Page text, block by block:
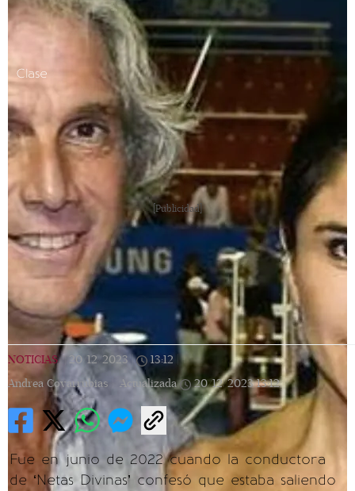
Clase
[Publicidad]
NOTICIAS | 20/12/2023 | 13:12
Andrea Covarrubias |
Actualizada 20/12/2023 13:12
Fue en junio de 2022 cuando la conductora
de ‘Netas Divinas’ confesó que estaba saliendo